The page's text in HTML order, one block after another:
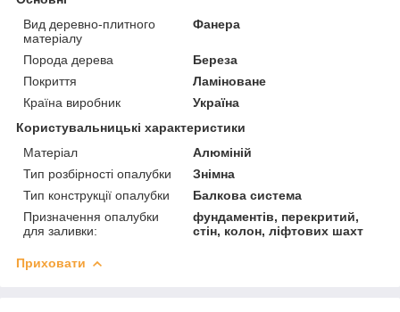
Вид деревно-плитного
матеріалу
Фанера
Порода дерева
Береза
Покриття
Ламіноване
Країна виробник
Україна
Користувальницькі характеристики
Матеріал
Алюміній
Тип розбірності опалубки
Знімна
Тип конструкції опалубки
Балкова система
Призначення опалубки
для заливки:
фундаментів, перекритий,
стін, колон, ліфтових шахт
Приховати